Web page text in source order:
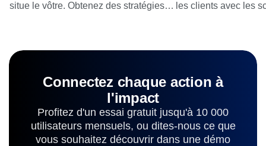
situe le vôtre. Obtenez des stratégies
les clients avec les
Connectez chaque action à
l'impact
Profitez d'un essai gratuit jusqu'à 10 000
utilisateurs mensuels, ou dites-nous ce que
vous souhaitez découvrir dans une démo